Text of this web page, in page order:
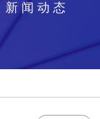
新闻动态